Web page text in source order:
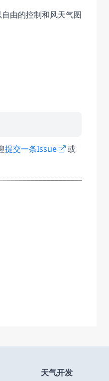
自由的控制和风天气图
提交一条Issue
或
天气开发